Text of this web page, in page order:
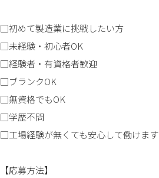
□初めて製造業に挑戦したい方
□未経験・初心者OK
□経験者・有資格者歓迎
□ブランクOK
□無資格でもOK
□学歴不問
□工場経験が無くても安心して働けます
【応募方法】